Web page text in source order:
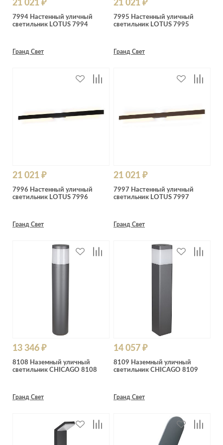
21 021 ₽
7994 Настенный уличный
светильник LOTUS 7994
Гранд Свет
21 021 ₽
7995 Настенный уличный
светильник LOTUS 7995
Гранд Свет
21 021 ₽
7996 Настенный уличный
светильник LOTUS 7996
Гранд Свет
21 021 ₽
7997 Настенный уличный
светильник LOTUS 7997
Гранд Свет
13 346 ₽
8108 Наземный уличный
светильник CHICAGO 8108
Гранд Свет
14 057 ₽
8109 Наземный уличный
светильник CHICAGO 8109
Гранд Свет